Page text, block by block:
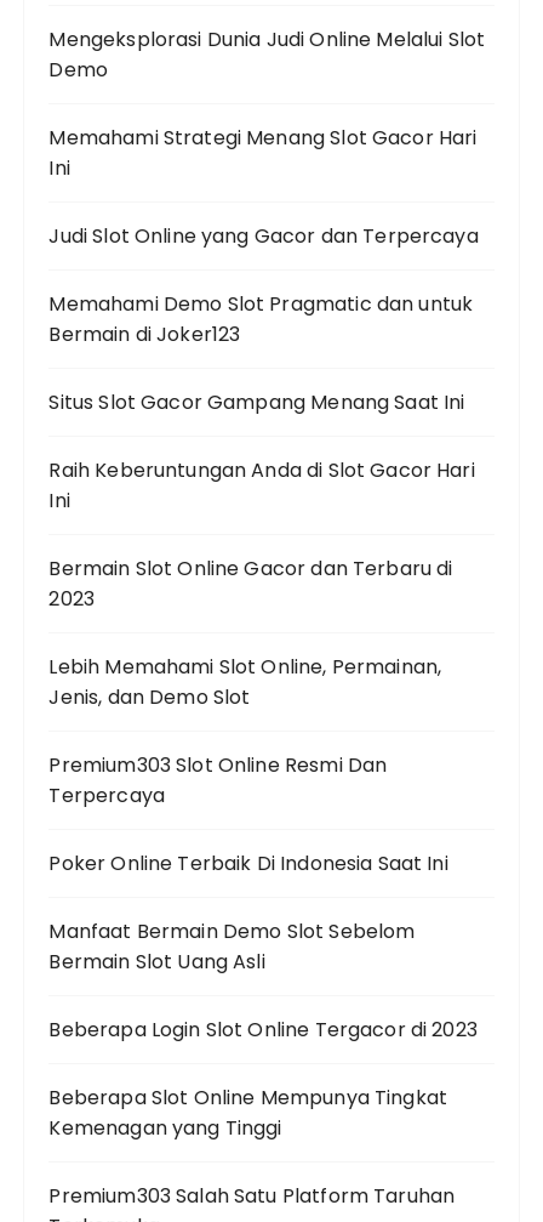
Mengeksplorasi Dunia Judi Online Melalui Slot
Demo
Memahami Strategi Menang Slot Gacor Hari
Ini
Judi Slot Online yang Gacor dan Terpercaya
Memahami Demo Slot Pragmatic dan untuk
Bermain di Joker123
Situs Slot Gacor Gampang Menang Saat Ini
Raih Keberuntungan Anda di Slot Gacor Hari
Ini
Bermain Slot Online Gacor dan Terbaru di
2023
Lebih Memahami Slot Online, Permainan,
Jenis, dan Demo Slot
Premium303 Slot Online Resmi Dan
Terpercaya
Poker Online Terbaik Di Indonesia Saat Ini
Manfaat Bermain Demo Slot Sebelom
Bermain Slot Uang Asli
Beberapa Login Slot Online Tergacor di 2023
Beberapa Slot Online Mempunya Tingkat
Kemenagan yang Tinggi
Premium303 Salah Satu Platform Taruhan